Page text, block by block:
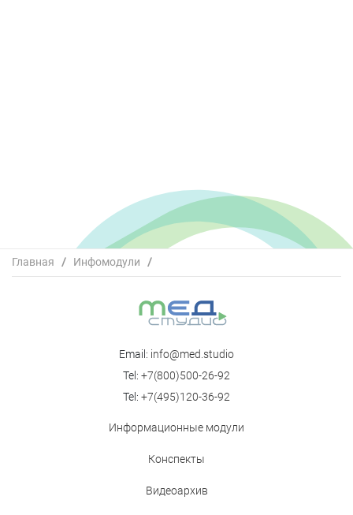
Главная / Инфомодули
/
Инфекционные осложнения в детской онкологии и
Email: info@med.studio
Tel: +7(800)500-26-92
Tel: +7(495)120-36-92
Информационные модули
Конспекты
Видеоархив